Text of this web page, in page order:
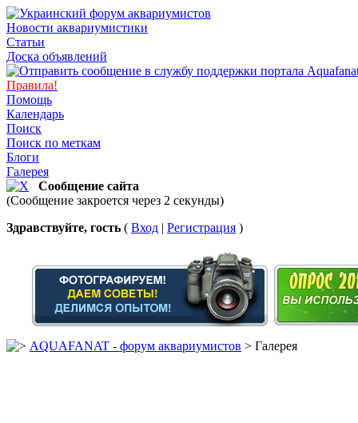
Новости аквариумистики
Статьи
Доска объявлений
Правила!
Помощь
Календарь
Поиск
Поиск по меткам
Блоги
Галерея
Сообщение сайта
(Сообщение закроется через 2 секунды)
Здравствуйте, гость ( Вход | Регистрация )
AQUAFANAT - форум аквариумистов > Галерея